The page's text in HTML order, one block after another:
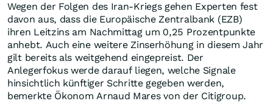
Wegen der Folgen des Iran-Kriegs gehen Experten fest
davon aus, dass die Europäische Zentralbank (EZB)
ihren Leitzins am Nachmittag um 0,25 Prozentpunkte
anhebt. Auch eine weitere Zinserhöhung in diesem Jahr
gilt bereits als weitgehend eingepreist. Der
Anlegerfokus werde darauf liegen, welche Signale
hinsichtlich künftiger Schritte gegeben werden,
bemerkte Ökonom Arnaud Mares von der Citigroup.